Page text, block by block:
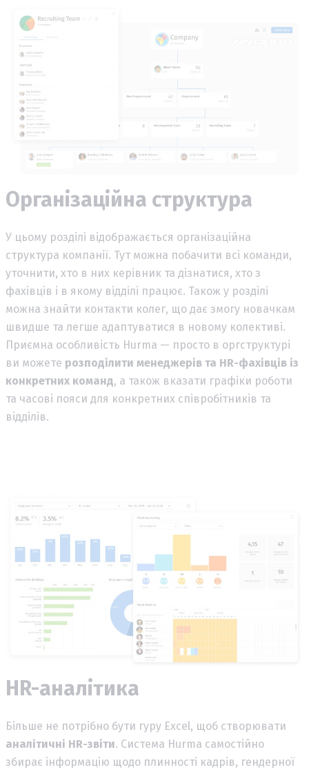
Організаційна структура
У цьому розділі відображається організаційна
структура компанії. Тут можна побачити всі команди,
уточнити, хто в них керівник та дізнатися, хто з
фахівців і в якому відділі працює. Також у розділі
можна знайти контакти колег, що дає змогу новачкам
швидше та легше адаптуватися в новому колективі.
Приємна особливість Hurma — просто в оргструктурі
ви можете розподілити менеджерів та HR-фахівців із
конкретних команд, а також вказати графіки роботи
та часові пояси для конкретних співробітників та
відділів.
HR-аналітика
Більше не потрібно бути гуру Excel, щоб створювати
аналітичні HR-звіти. Система Hurma самостійно
збирає інформацію щодо плинності кадрів, гендерної